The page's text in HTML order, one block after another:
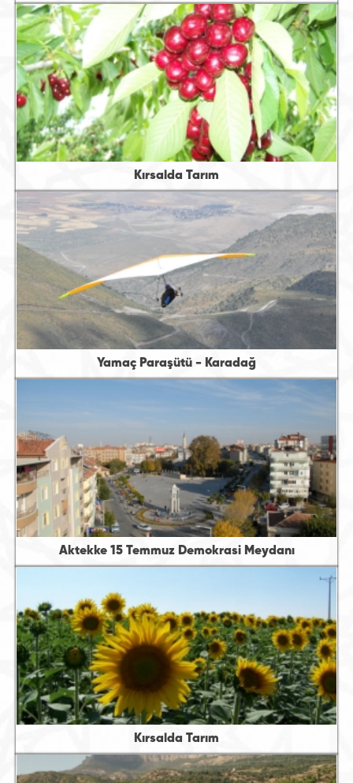
Kırsalda Tarım
Yamaç Paraşütü - Karadağ
Aktekke 15 Temmuz Demokrasi Meydanı
Kırsalda Tarım